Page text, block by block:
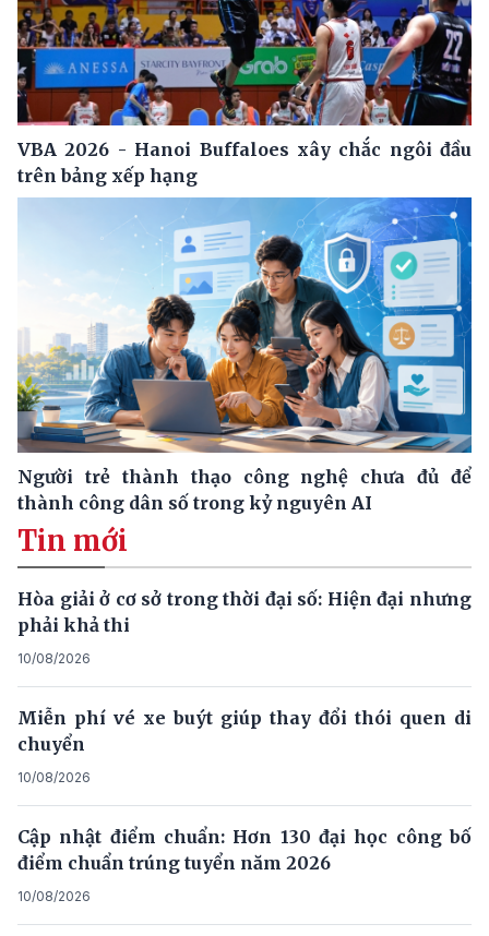
VBA 2026 - Hanoi Buffaloes xây chắc ngôi đầu
trên bảng xếp hạng
Người trẻ thành thạo công nghệ chưa đủ để
thành công dân số trong kỷ nguyên AI
Tin mới
Hòa giải ở cơ sở trong thời đại số: Hiện đại nhưng
phải khả thi
10/08/2026
Miễn phí vé xe buýt giúp thay đổi thói quen di
chuyển
10/08/2026
Cập nhật điểm chuẩn: Hơn 130 đại học công bố
điểm chuẩn trúng tuyển năm 2026
10/08/2026